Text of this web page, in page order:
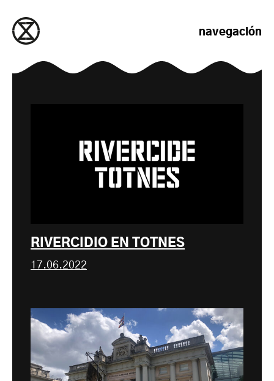
navegación
RIVERCIDIO EN TOTNES
17.06.2022